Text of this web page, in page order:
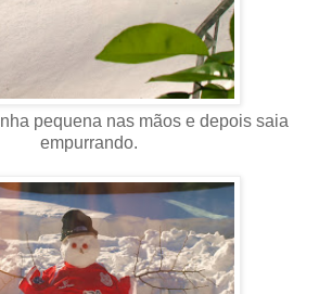
pequena nas mãos e depois saia
empurrando.